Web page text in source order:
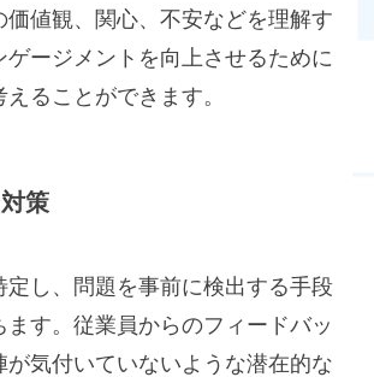
価値観、関心、不安などを理解す
ゲージメントを向上させるために
ることができます。
策
定し、問題を事前に検出する手段
ます。従業員からのフィードバッ
が気付いていないような潜在的な